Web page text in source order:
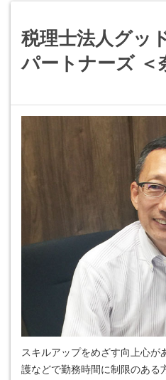
税理士法人グッ
パートナーズ ＜
スキルアップをめざす向上心が
護などで勤務時間に制限のある